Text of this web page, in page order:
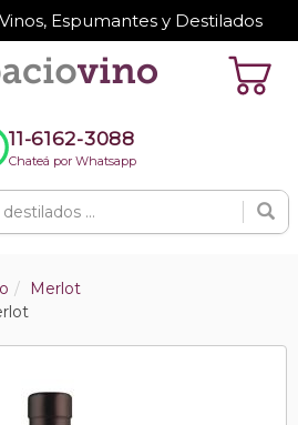
Espumantes y Destilados
11-6162-3088
Chateá por Whatsapp
Merlot